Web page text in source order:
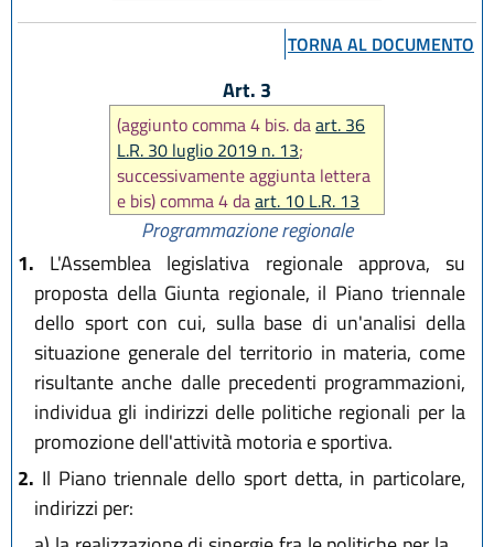
L.R. 31 marzo 2025, n. 2TORNA AL DOCUMENTO
Art. 3
(aggiunto comma 4 bis. daart. 36
L.R. 30 luglio 2019 n. 13;
successivamente aggiunta lettera
e bis) comma 4 daart. 10 L.R. 13
maggio 2024, n.2)
Programmazione regionale
1. L'Assemblea legislativa regionale approva, su
proposta della Giunta regionale, il Piano triennale
dello sport con cui, sulla base di un'analisi della
situazione generale del territorio in materia, come
risultante anche dalle precedenti programmazioni,
individua gli indirizzi delle politiche regionali per la
promozione dell'attività motoria e sportiva.
2. Il Piano triennale dello sport detta, in particolare,
indirizzi per: